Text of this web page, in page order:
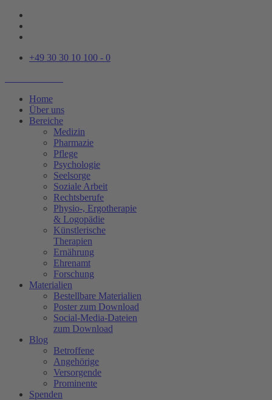
+49 30 30 10 100 - 0
Home
Über uns
Bereiche
Medizin
Pharmazie
Pflege
Psychologie
Seelsorge
Soziale Arbeit
Rechtsberufe
Physio-, Ergotherapie
& Logopädie
Künstlerische
Therapien
Ernährung
Ehrenamt
Forschung
Materialien
Bestellbare Materialien
Poster zum Download
Social-Media-Dateien
zum Download
Blog
Betroffene
Angehörige
Versorgende
Prominente
Spenden